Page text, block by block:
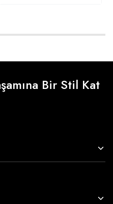
Bir Stil Kat